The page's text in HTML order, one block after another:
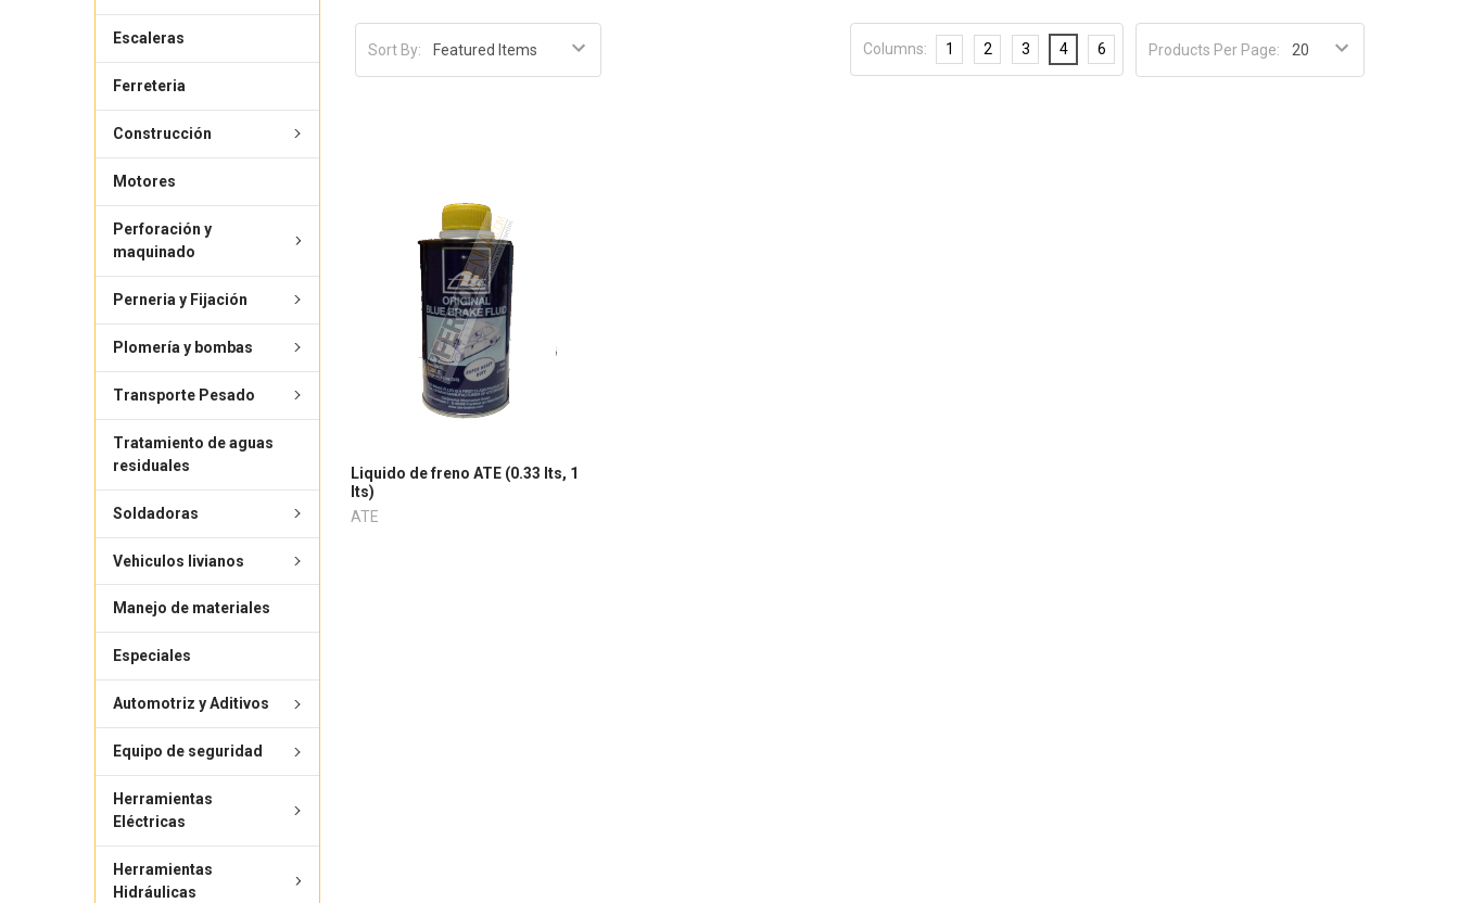
Escaleras
Ferreteria
Construcción
Motores
Perforación y
maquinado
Perneria y Fijación
Plomería y bombas
Transporte Pesado
Tratamiento de aguas
residuales
Soldadoras
Vehiculos livianos
Manejo de materiales
Especiales
Automotriz y Aditivos
Equipo de seguridad
Herramientas
Eléctricas
Herramientas
Hidráulicas
Sort By: Products Per Page:
Columns: 1 2 3 4 6
Liquido de freno ATE (0.33 lts, 1
lts)
ATE